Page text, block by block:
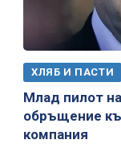
ХЛЯБ И ПАСТИ
Млад пилот
обръщение
компания